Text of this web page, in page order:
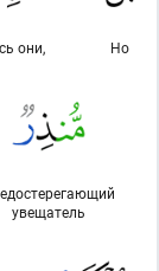
Но
они,
увещатель